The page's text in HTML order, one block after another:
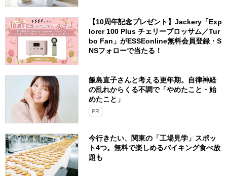
【10周年記念プレゼント】Jackery「Exp
lorer 100 Plus チェリーブロッサム／Tur
bo Fan」がESSEonline無料会員登録・S
NSフォローで当たる！
飯島直子さんと考える更年期。自律神経
の乱れからくる不調で「やめたこと・始
めたこと」
PR
今行きたい、関東の「工場見学」スポッ
ト4つ。無料で楽しめるバイキング食べ放
題も